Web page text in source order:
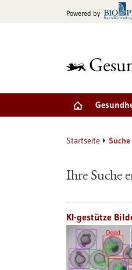
Powered by
Startseite Suche
Ihre Suche
KI-gestütze